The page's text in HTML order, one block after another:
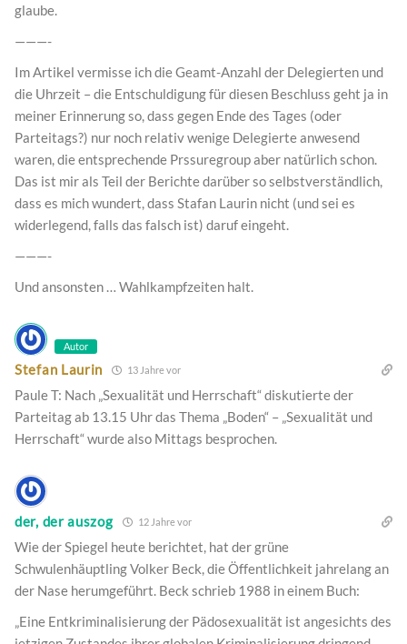
glaube.
———-
Im Artikel vermisse ich die Geamt-Anzahl der Delegierten und
die Uhrzeit – die Entschuldigung für diesen Beschluss geht ja in
meiner Erinnerung so, dass gegen Ende des Tages (oder
Parteitags?) nur noch relativ wenige Delegierte anwesend
waren, die entsprechende Prssuregroup aber natürlich schon.
Das ist mir als Teil der Berichte darüber so selbstverständlich,
dass es mich wundert, dass Stafan Laurin nicht (und sei es
widerlegend, falls das falsch ist) daruf eingeht.
———-
Und ansonsten … Wahlkampfzeiten halt.
Autor
Stefan Laurin 13 Jahre vor
Paule T: Nach „Sexualität und Herrschaft“ diskutierte der
Parteitag ab 13.15 Uhr das Thema „Boden“ – „Sexualität und
Herrschaft“ wurde also Mittags besprochen.
der, der auszog 12 Jahre vor
Wie der Spiegel heute berichtet, hat der grüne
Schwulenhäuptling Volker Beck, die Öffentlichkeit jahrelang an
der Nase herumgeführt. Beck schrieb 1988 in einem Buch:
„Eine Entkriminalisierung der Pädosexualität ist angesichts des